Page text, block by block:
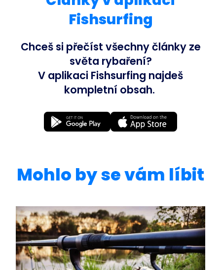
Fishsurfing
Chceš si přečíst všechny články ze
světa rybaření?
V aplikaci Fishsurfing najdeš
kompletní obsah.
Mohlo by se vám líbit